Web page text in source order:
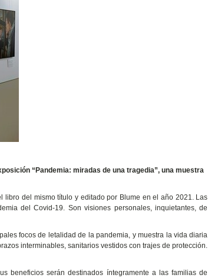
“Pandemia: miradas de una tragedia”, una muestra
del mismo título y editado por Blume en el año 2021. Las
del Covid-19. Son visiones personales, inquietantes, de
focos de letalidad de la pandemia, y muestra la vida diaria
interminables, sanitarios vestidos con trajes de protección.
beneficios serán destinados íntegramente a las familias de